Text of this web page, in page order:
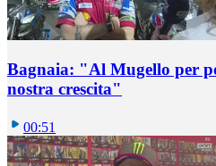
Bagnaia: "Al Mugello per
nostra crescita"
00:51